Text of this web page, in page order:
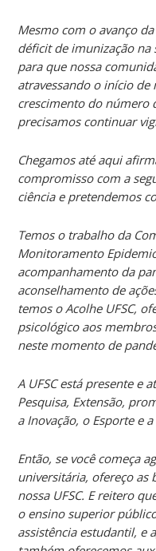
Mesmo com o avanço
déficit de imunização
para que nossa
atravessando o início de
crescimento do número
precisamos continuar
Chegamos até aqui
compromisso com a
ciência e pretendemos
Temos o trabalho da
Monitoramento
acompanhamento da
aconselhamento de
temos o Acolhe UFSC,
psicológico aos
neste momento de
A UFSC está presente e
Pesquisa, Extensão,
a Inovação, o Esporte e
Então, se você começa
universitária, ofereço as
nossa UFSC. E reitero
o ensino superior
assistência estudantil, e